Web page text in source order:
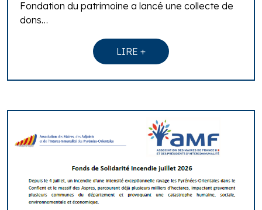
Fondation du patrimoine a lancé une collecte de
dons…
LIRE +